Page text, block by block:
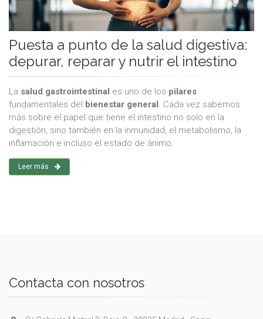
Puesta a punto de la salud digestiva:
depurar, reparar y nutrir el intestino
La salud gastrointestinal es uno de los pilares
fundamentales del bienestar general. Cada vez sabemos
más sobre el papel que tiene el intestino no solo en la
digestión, sino también en la inmunidad, el metabolismo, la
inflamación e incluso el estado de ánimo.
Leer más
Contacta con nosotros